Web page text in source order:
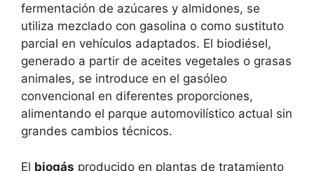
fermentación de azúcares y almidones, se
utiliza mezclado con gasolina o como sustituto
parcial en vehículos adaptados. El biodiésel,
generado a partir de aceites vegetales o grasas
animales, se introduce en el gasóleo
convencional en diferentes proporciones,
alimentando el parque automovilístico actual sin
grandes cambios técnicos.
El biogás producido en plantas de tratamiento